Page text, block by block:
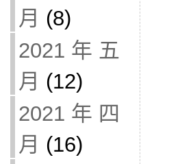
月 (8)
2021 年 五
月 (12)
2021 年 四
月 (16)